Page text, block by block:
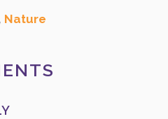
, Nature